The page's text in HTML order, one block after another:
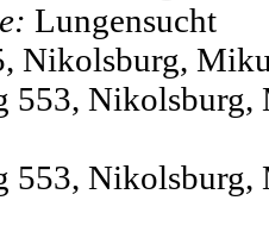
Lungensucht
Nikolsburg,
553,
553,